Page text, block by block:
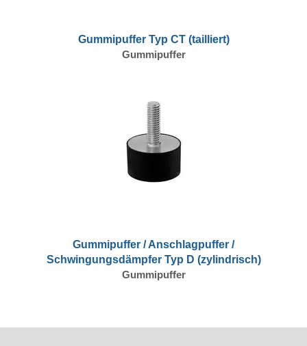
Gummipuffer Typ CT (tailliert)
Gummipuffer
Gummipuffer / Anschlagpuffer /
Schwingungsdämpfer Typ D (zylindrisch)
Gummipuffer